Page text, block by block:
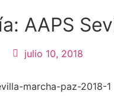
AAPS
julio 10, 2018